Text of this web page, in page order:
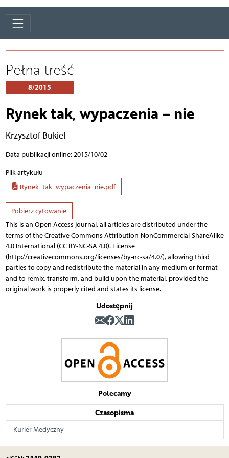
Pełna treść
8/2015
Rynek tak, wypaczenia – nie
Krzysztof Bukiel
Data publikacji online: 2015/10/02
Plik artykułu
Rynek_tak_wypaczenia_nie.pdf
Pobierz cytowanie
This is an Open Access journal, all articles are distributed under the
terms of the Creative Commons Attribution-NonCommercial-ShareAlike
4.0 International (CC BY-NC-SA 4.0). License
(http://creativecommons.org/licenses/by-nc-sa/4.0/), allowing third
parties to copy and redistribute the material in any medium or format
and to remix, transform, and build upon the material, provided the
original work is properly cited and states its license.
Udostępnij
Polecamy
Czasopisma
Kurier Medyczny